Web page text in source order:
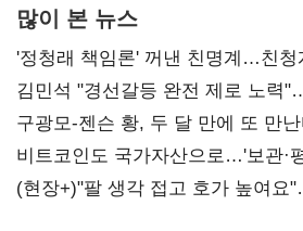
많이 본 뉴스
'정청래 책임론' 꺼낸 친명계…친청
때리기
김민석 "경선갈등 완전 제로 노력
사과부터"
구광모-젠슨 황, 두 달 만에 또 만
비트코인도 국가자산으로…'보관·
숙제
(현장+)"팔 생각 접고 호가 높여요